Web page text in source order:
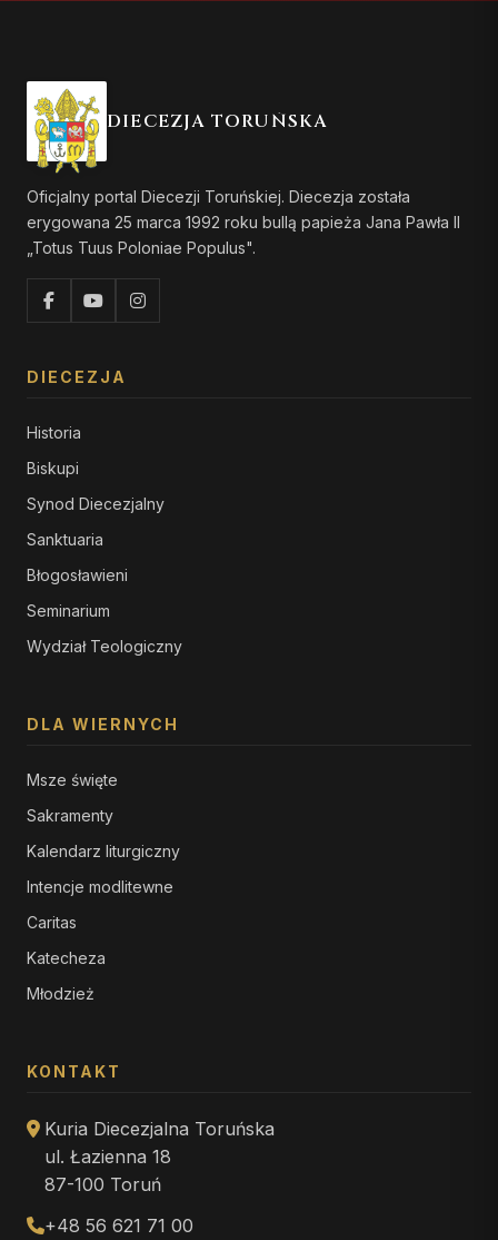
DIECEZJA TORUŃSKA
Oficjalny portal Diecezji Toruńskiej. Diecezja została
erygowana 25 marca 1992 roku bullą papieża Jana Pawła II
„Totus Tuus Poloniae Populus".
DIECEZJA
Historia
Biskupi
Synod Diecezjalny
Sanktuaria
Błogosławieni
Seminarium
Wydział Teologiczny
DLA WIERNYCH
Msze święte
Sakramenty
Kalendarz liturgiczny
Intencje modlitewne
Caritas
Katecheza
Młodzież
KONTAKT
Kuria Diecezjalna Toruńska
ul. Łazienna 18
87-100 Toruń
+48 56 621 71 00